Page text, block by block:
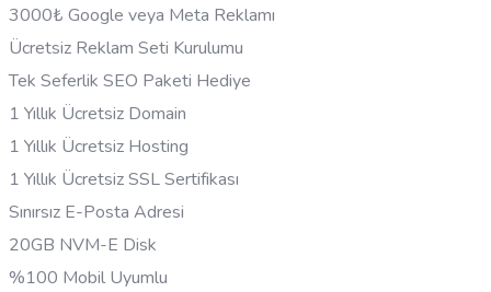
3000₺ Google veya Meta Reklamı
Ücretsiz Reklam Seti Kurulumu
Tek Seferlik SEO Paketi Hediye
1 Yıllık Ücretsiz Domain
1 Yıllık Ücretsiz Hosting
1 Yıllık Ücretsiz SSL Sertifikası
Sınırsız E-Posta Adresi
20GB NVM-E Disk
%100 Mobil Uyumlu